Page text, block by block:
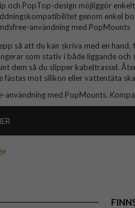
och PopTop-design möjliggör
genom enkel
användning med PopMounts
så att du kan skriva med en
som stativ i både liggande
dem så du slipper kabeltrassel.
fästas mot silikon eller vattentäta
användning med PopMounts.